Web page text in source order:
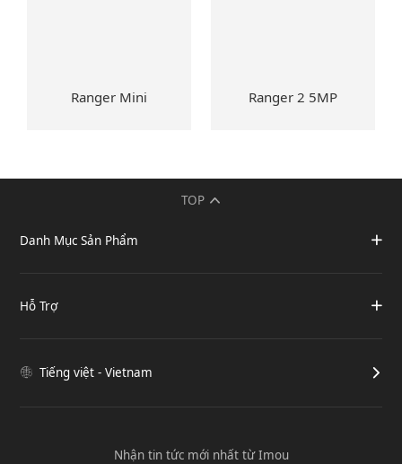
Ranger Mini Ranger 2 5MP
TOP
Danh Mục Sản Phẩm
Hỗ Trợ
Tiếng việt - Vietnam
Nhận tin tức mới nhất từ Imou